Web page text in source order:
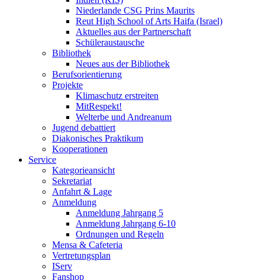
Niederlande CSG Prins Maurits
Reut High School of Arts Haifa (Israel)
Aktuelles aus der Partnerschaft
Schüleraustausche
Bibliothek
Neues aus der Bibliothek
Berufsorientierung
Projekte
Klimaschutz erstreiten
MitRespekt!
Welterbe und Andreanum
Jugend debattiert
Diakonisches Praktikum
Kooperationen
Service
Kategorieansicht
Sekretariat
Anfahrt & Lage
Anmeldung
Anmeldung Jahrgang 5
Anmeldung Jahrgang 6-10
Ordnungen und Regeln
Mensa & Cafeteria
Vertretungsplan
IServ
Fanshop